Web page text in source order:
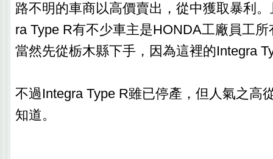
路不明的車商以高價賣出，從中獲取暴利
ra Type R有不少車主是HONDA工廠員工
當然先從栃木縣下手，因為這裡的Integra
不過Integra Type R雖已停產，但人氣之高
知道。